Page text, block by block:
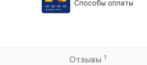
Способы оплаты
Отзывы 1